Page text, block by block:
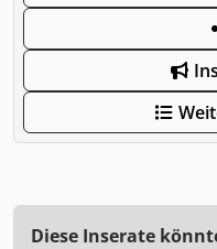
Diese Inserate